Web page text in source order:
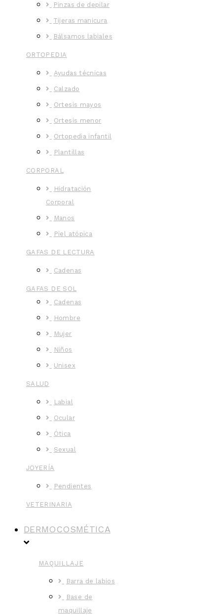
Pinzas de depilar
Tijeras manicura
Bálsamos labiales
ORTOPEDIA
Ayudas técnicas
Calzado
Ortesis mayos
Ortesis menor
Ortopedia infantil
Plantillas
CORPORAL
Hidratación
Corporal
Manos
Piel atópica
GAFAS DE LECTURA
Cadenas
GAFAS DE SOL
Cadenas
Hombre
Mujer
Niños
Unisex
SALUD
Labial
Ocular
Ótica
Sexual
JOYERÍA
Pendientes
VETERINARIA
DERMOCOSMÉTICA
MAQUILLAJE
Barra de labios
Base de
maquillaje